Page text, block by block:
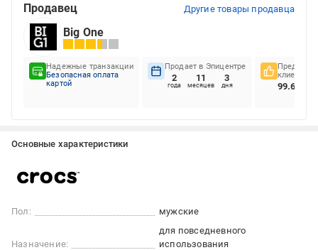
Продавец Другие товары продавца
Big One
Надежные транзакции
Безопасная оплата
картой
Продает в Эпицентре
2
года
11
месяцев
3
дня
клиентов
99.66%
Основные характеристики
Пол: мужские
Назначение:
для повседневного
использования